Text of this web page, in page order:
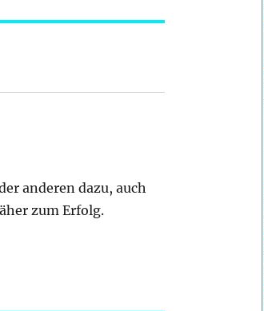
anderen dazu, auch
zum Erfolg.